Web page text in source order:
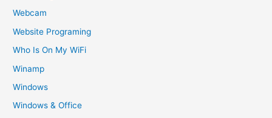
Webcam
Website Programing
Who Is On My WiFi
Winamp
Windows
Windows & Office